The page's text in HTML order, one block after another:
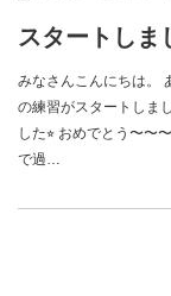
スタートしま
みなさんこんにちは。
の練習がスタートしま
した⭐︎ おめでとう〜〜
で過…